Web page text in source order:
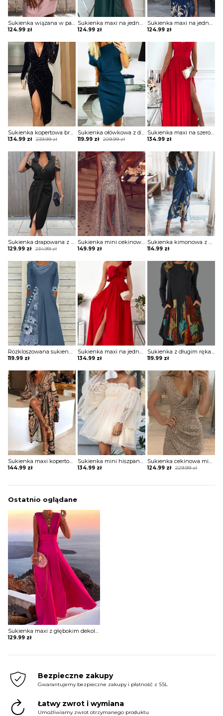
Sukienka wiązana w pasie z krótkimi koronkowymi rękawami
124.99 zł
Sukienka maxi na jedno ramię z drapowaniem
124.99 zł
Sukienka maxi na jedno ramię z zabudowanym dekoltem
124.99 zł
Sukienka kopertowa brokatowa z drapowaniem
239.99zł
Original
was:
239.99 zł.
134.99 zł
Current
is:
134.99 zł.
Sukienka ołówkowa z drapowaniem i dekoltem w łódkę
209.99zł
Original
was:
209.99 zł.
119.99 zł
Current
is:
119.99 zł.
Sukienka maxi na szerokich ramiączkach z kopertową górą i rozporkiem
134.99 zł
Sukienka drapowana z zamkiem i ozdobnymi paskami na ramionach
234.99zł
Original
was:
234.99 zł.
129.99 zł
Current
is:
129.99 zł.
Sukienka mini cekinowa z długą spódnicą
149.99 zł
Sukienka kimonowa z drapowaniem
114.99 zł
Rozkloszowana sukienka z ozdobnymi wstawkami
119.99 zł
Sukienka maxi na jedno ramię z falbaną
134.99 zł
Sukienka z długim rękawem z kieszeniami
119.99 zł
Sukienka maxi kopertowa w stylu boho
144.99 zł
Sukienka mini hiszpanka tiulowa z szerokimi rękawami
134.99 zł
Sukienka cekinowa mini z krótkim rękawem
229.99zł
Original
124.99 zł
Current
Ostatnio oglądane
Sukienka maxi z głębokim dekoltem w kształcie litery V
129.99 zł
Bezpieczne zakupy
Gwarantujemy bezpieczne zakupy i płatność z SSL
Łatwy zwrot i wymiana
Umożliwiamy zwrot otrzymanego produktu